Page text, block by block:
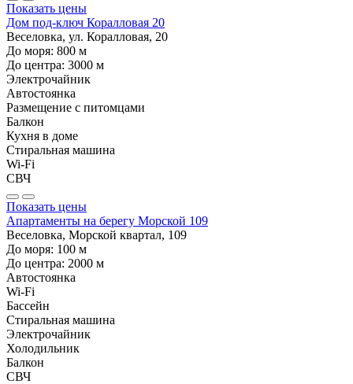
Показать цены
Дом под-ключ Коралловая 20
Веселовка, ул. Коралловая, 20
До моря: 800 м
До центра: 3000 м
Электрочайник
Автостоянка
Размещение с питомцами
Балкон
Кухня в доме
Стиральная машина
Wi-Fi
СВЧ
Показать цены
Апартаменты на берегу Морской 109
Веселовка, Морской квартал, 109
До моря: 100 м
До центра: 2000 м
Автостоянка
Wi-Fi
Бассейн
Стиральная машина
Электрочайник
Холодильник
Балкон
СВЧ